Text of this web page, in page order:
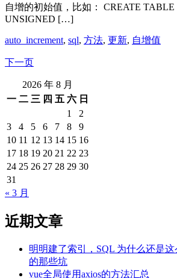
自增的初始值，比如： CREATE TABLE
UNSIGNED […]
auto_increment, sql, 方法, 更新, 自增值
下一页
2026 年 8 月
一 二 三 四 五 六 日
1
2
3
4 5 6 7 8
9
10 11 12 13 14 15 16
17 18 19 20 21 22 23
24 25 26 27 28 29 30
31
« 3 月
近期文章
明明建了索引，SQL 为什么还是
的那些坑
vue全局使用axios的方法汇总